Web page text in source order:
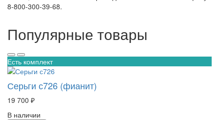
8-800-300-39-68.
Популярные товары
Есть комплект
Серьги с726 (фианит)
19 700 ₽
В наличии